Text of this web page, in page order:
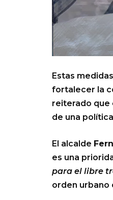
Estas
fortalecer la
reiterado que
de una
El alcalde
es una
para el libre
orden urbano